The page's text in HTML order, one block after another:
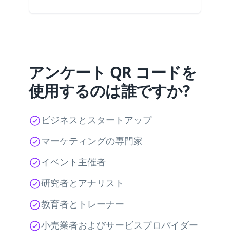
アンケート QR コードを
使用するのは誰ですか?
ビジネスとスタートアップ
マーケティングの専門家
イベント主催者
研究者とアナリスト
教育者とトレーナー
小売業者およびサービスプロバイダー